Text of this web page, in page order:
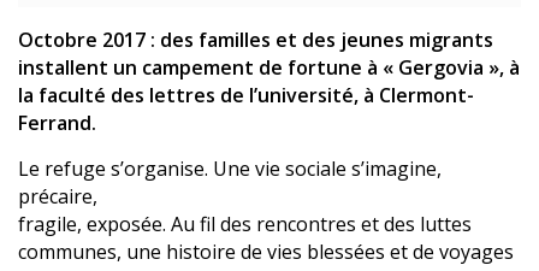
Octobre 2017 : des familles et des jeunes migrants
installent un campement de fortune à « Gergovia », à
la faculté des lettres de l’université, à Clermont-
Ferrand.
Le refuge s’organise. Une vie sociale s’imagine,
précaire,
fragile, exposée. Au fil des rencontres et des luttes
communes, une histoire de vies blessées et de voyages